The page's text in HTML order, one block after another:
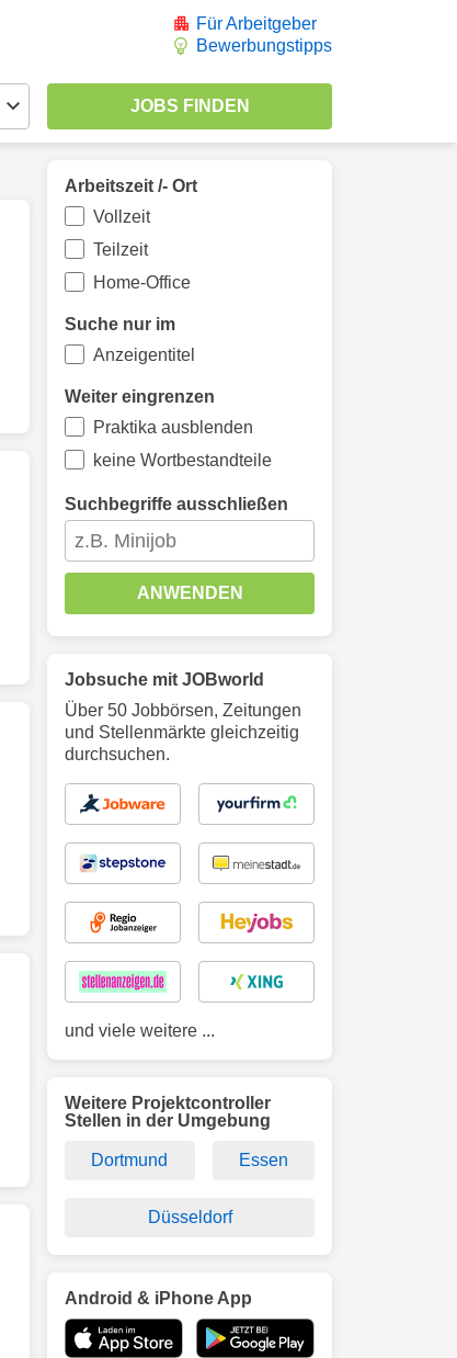
Für Arbeitgeber
Bewerbungstipps
Arbeitszeit /- Ort
Vollzeit
Teilzeit
Home-Office
Suche nur im
Anzeigentitel
Weiter eingrenzen
Praktika ausblenden
keine Wortbestandteile
Suchbegriffe ausschließen
ANWENDEN
Jobsuche mit JOBworld
Über 50 Jobbörsen, Zeitungen
und Stellenmärkte gleichzeitig
durchsuchen.
und viele weitere ...
Weitere Projektcontroller
Stellen in der Umgebung
Dortmund Essen
Düsseldorf
Android & iPhone App